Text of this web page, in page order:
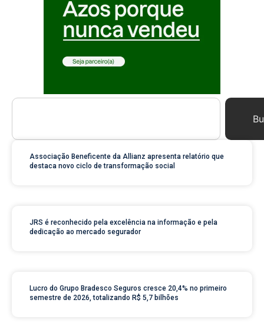
Associação Beneficente da Allianz apresenta relatório que
destaca novo ciclo de transformação social
JRS é reconhecido pela excelência na informação e pela
dedicação ao mercado segurador
Lucro do Grupo Bradesco Seguros cresce 20,4% no primeiro
semestre de 2026, totalizando R$ 5,7 bilhões